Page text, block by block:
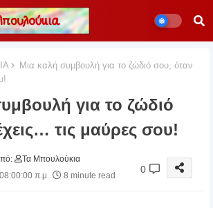
Μια καλή συμβουλή για το ζώδιό σου, όταν
για το ζώδιό
τις μαύρες σου!
Τα Μπουλούκια
π.μ.
8 minute read
0